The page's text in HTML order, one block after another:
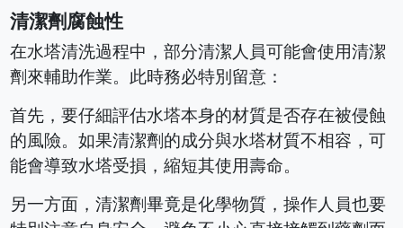
清潔劑腐蝕性
在水塔清洗過程中，部分清潔人員可能會使用清潔
劑來輔助作業。此時務必特別留意：
首先，要仔細評估水塔本身的材質是否存在被侵蝕
的風險。如果清潔劑的成分與水塔材質不相容，可
能會導致水塔受損，縮短其使用壽命。
另一方面，清潔劑畢竟是化學物質，操作人員也要